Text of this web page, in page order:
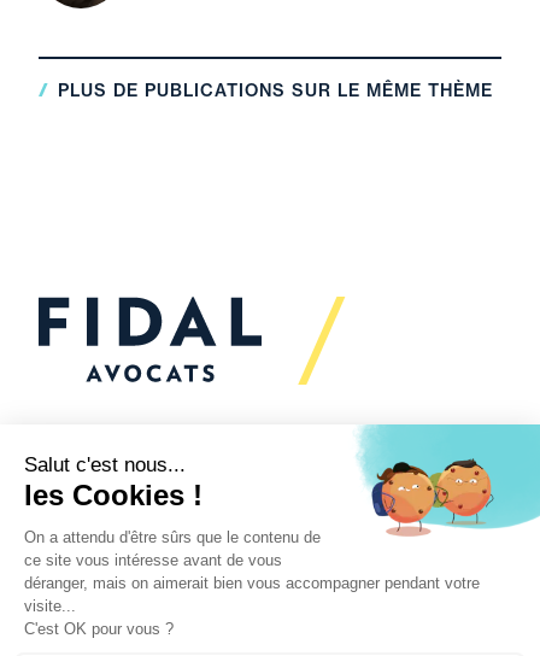
PLUS DE PUBLICATIONS SUR LE MÊME THÈME
Would you like to talk to
us?
We’re
here to help